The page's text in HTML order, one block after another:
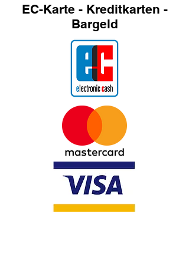
EC-Karte - Kreditkarten -
Bargeld